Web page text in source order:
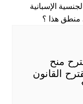
منح
القانون